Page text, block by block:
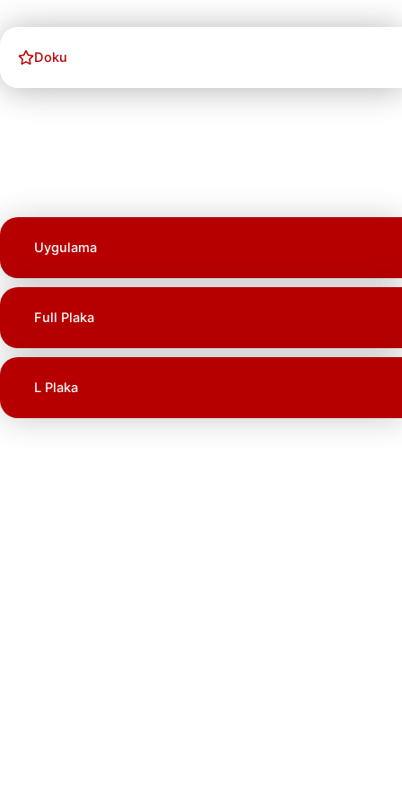
Doku
Uygulama
Full Plaka
L Plaka